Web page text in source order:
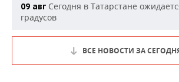
09 авг Сегодня в Татарстане
градусов
ВСЕ НОВОСТИ ЗА